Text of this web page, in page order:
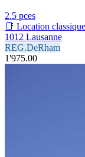
2.5 pces
📑 Location classique
1012 Lausanne
REG.DeRham
1'975.00